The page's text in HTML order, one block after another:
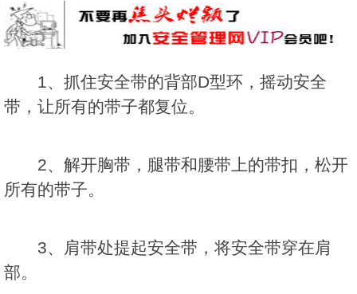
1、抓住安全带的背部D型环，摇动安全
带，让所有的带子都复位。
2、解开胸带，腿带和腰带上的带扣，松开
所有的带子。
3、肩带处提起安全带，将安全带穿在肩
部。